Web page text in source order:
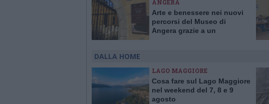
ANGERA
Arte e benessere nei nuovi
percorsi del Museo di
Angera grazie a un
DALLA HOME
LAGO MAGGIORE
Cosa fare sul Lago Maggiore
nel weekend del 7, 8 e 9
agosto